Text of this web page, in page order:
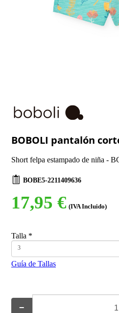
BOBOLI pantalón
Short felpa estampado de niña -
BOBE5-2211409636
17,95 € (IVA Incluido)
Talla *
3
Guía de Tallas
−